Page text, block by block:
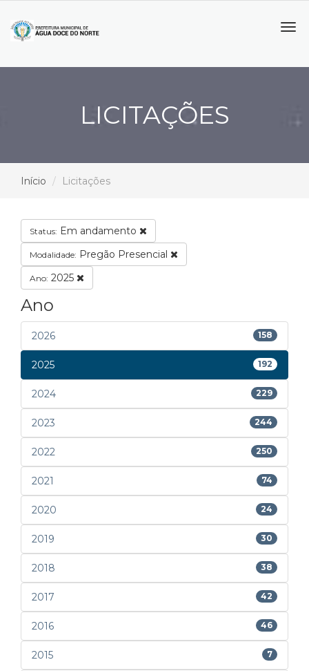
LICITAÇÕES
Início Licitações
Status: Em andamento
Modalidade: Pregão Presencial
Ano: 2025
Ano
2026 158
2025 192
2024 229
2023 244
2022 250
2021 74
2020 24
2019 30
2018 38
2017 42
2016 46
2015 7